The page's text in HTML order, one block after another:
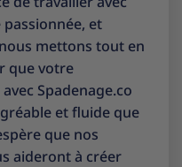
et
mettons tout en
que votre
Spadenage.co
et fluide que
que nos
aideront à créer